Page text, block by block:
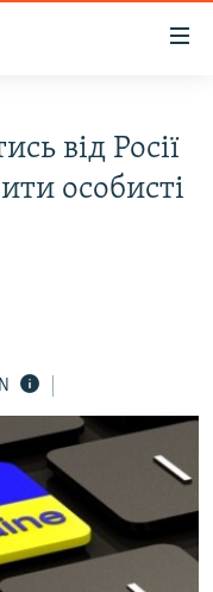
від Росії
особисті